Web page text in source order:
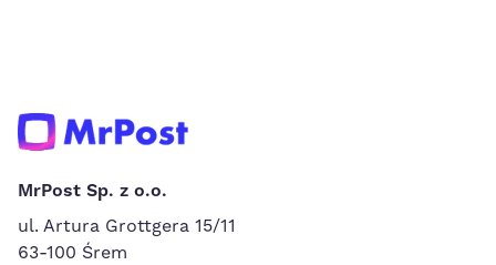
MrPost Sp. z o.o.
ul. Artura Grottgera 15/11
63-100 Śrem